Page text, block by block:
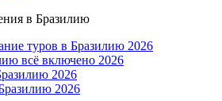
в Бразилию
туров в Бразилию 2026
всё включено 2026
2026
2026